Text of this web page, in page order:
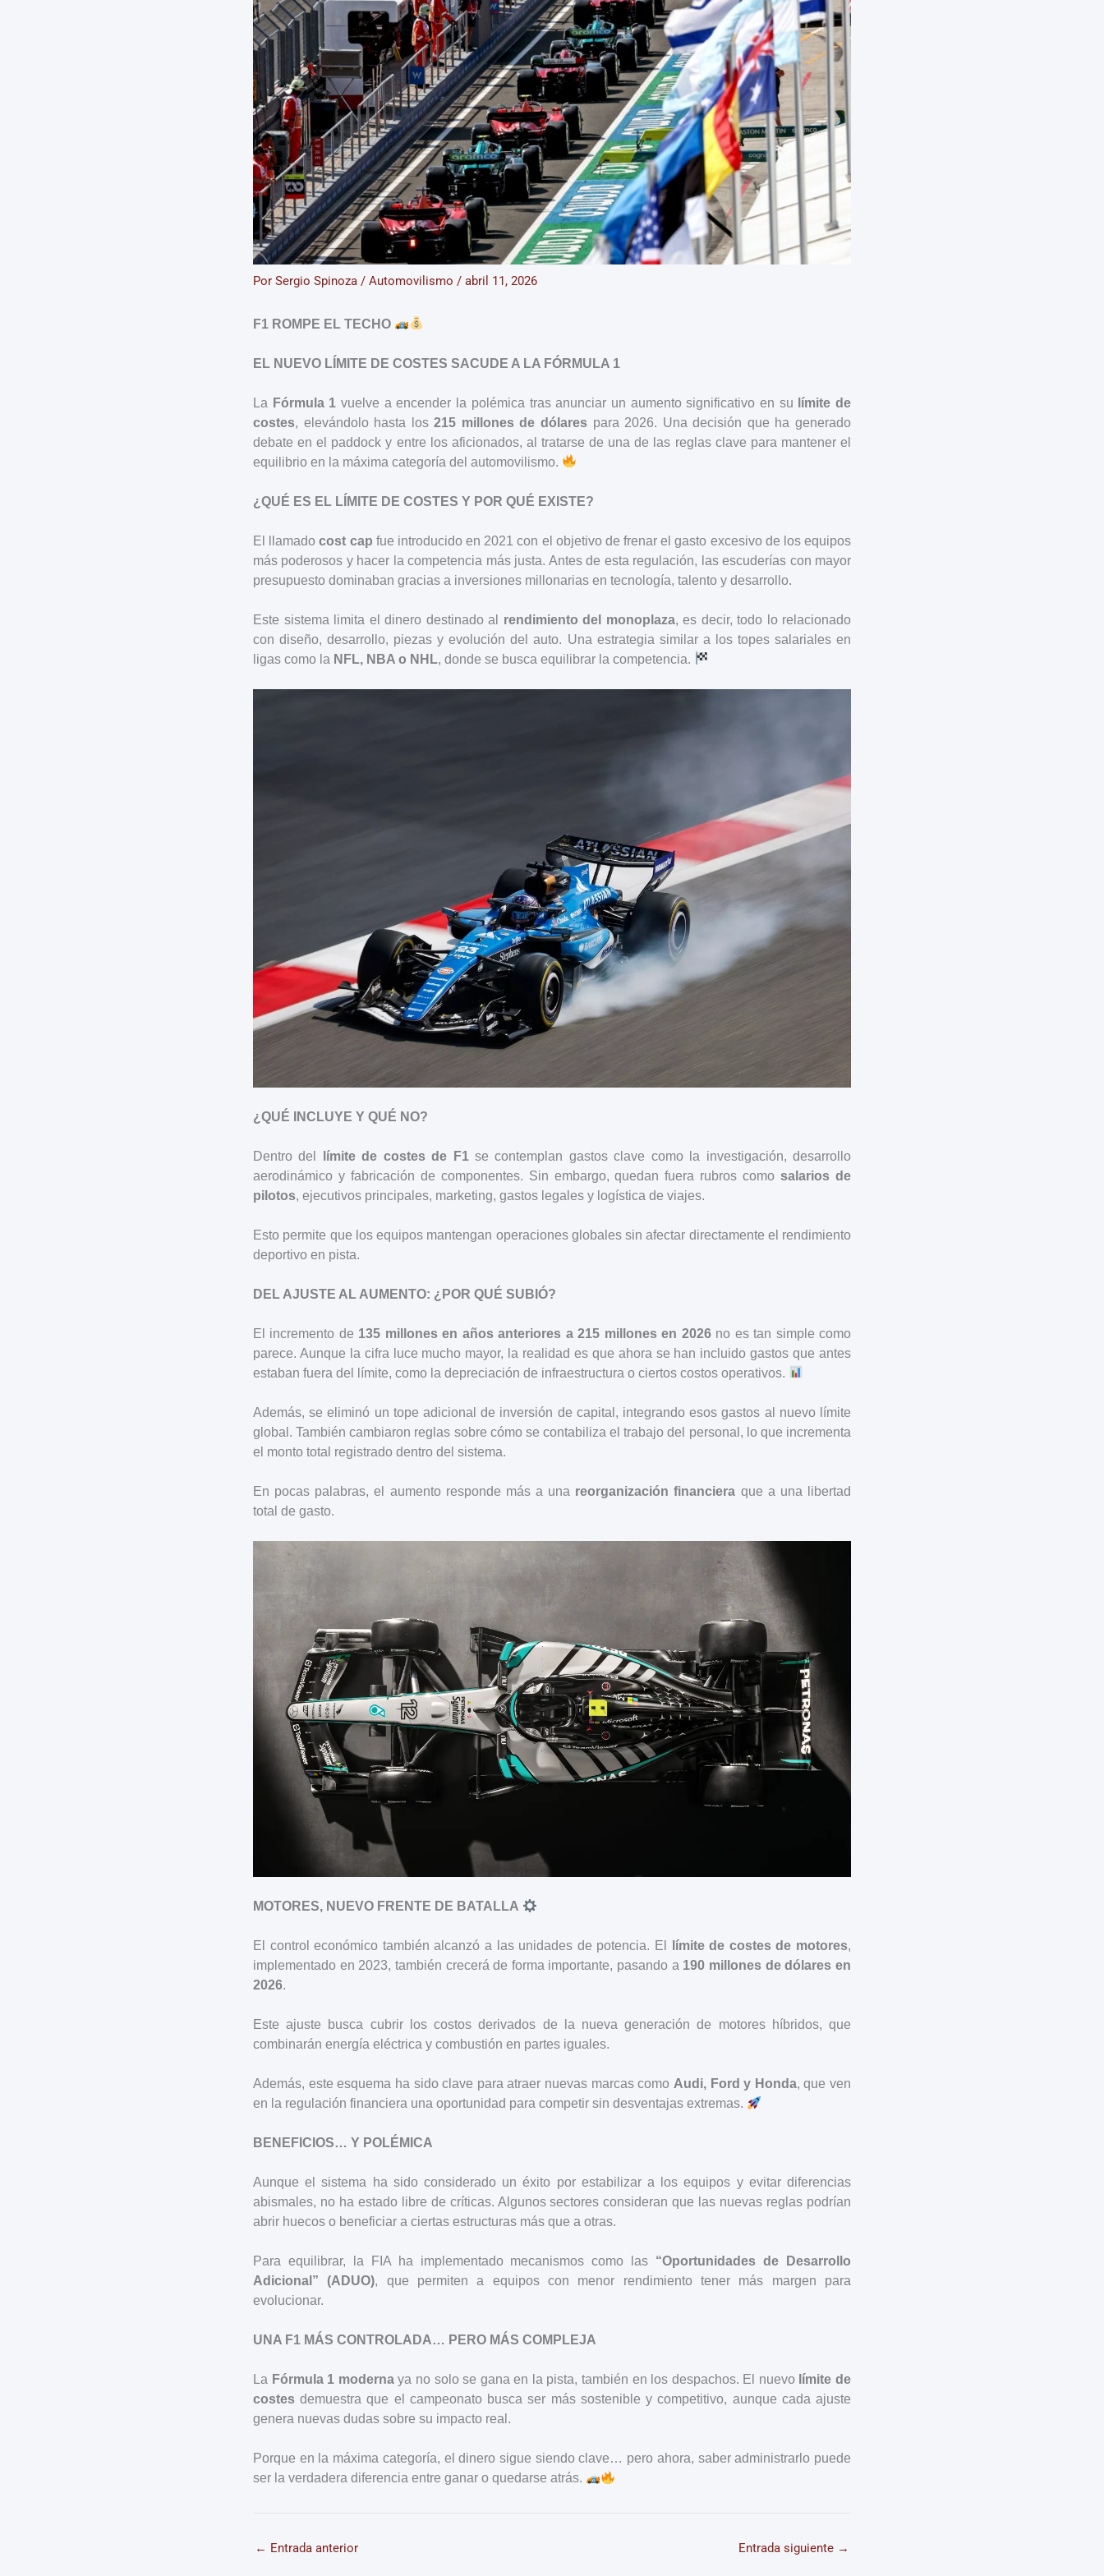
Por Sergio Spinoza / Automovilismo / abril 11, 2026
F1 ROMPE EL TECHO
EL NUEVO LÍMITE DE COSTES SACUDE A LA FÓRMULA 1
La Fórmula 1 vuelve a encender la polémica tras anunciar un aumento significativo en su
límite de
costes, elevándolo hasta los215 millones de dólares para 2026. Una decisión que ha generado
debate en el paddock y entre los aficionados, al tratarse de una de las reglas clave para mantener el
equilibrio en la máxima categoría del automovilismo.
¿QUÉ ES EL LÍMITE DE COSTES Y POR QUÉ EXISTE?
El llamadocost cap fue introducido en 2021 con el objetivo de frenar el gasto excesivo de los equipos
más poderosos y hacer la competencia más justa. Antes de esta regulación, las escuderías con mayor
presupuesto dominaban gracias a inversiones millonarias en tecnología, talento y desarrollo.
Este sistema limita el dinero destinado al rendimiento del monoplaza, es decir, todo lo relacionado
con diseño, desarrollo, piezas y evolución del auto. Una estrategia similar a los topes salariales en
ligas como la NFL, NBA o NHL, donde se busca equilibrar la competencia.
¿QUÉ INCLUYE Y QUÉ NO?
Dentro del límite de costes de F1se contemplan gastos clave como la investigación, desarrollo
aerodinámico y fabricación de componentes. Sin embargo, quedan fuera rubros comosalarios de
pilotos, ejecutivos principales, marketing, gastos legales y logística de viajes.
Esto permite que los equipos mantengan operaciones globales sin afectar directamente el rendimiento
deportivo en pista.
DEL AJUSTE AL AUMENTO: ¿POR QUÉ SUBIÓ?
El incremento de 135 millones en años anteriores a 215 millones en 2026no es tan simple como
parece. Aunque la cifra luce mucho mayor, la realidad es que ahora se han incluido gastos que antes
estaban fuera del límite, como la depreciación de infraestructura o ciertos costos operativos.
Además, se eliminó un tope adicional de inversión de capital, integrando esos gastos al nuevo límite
global. También cambiaron reglas sobre cómo se contabiliza el trabajo del personal, lo que incrementa
el monto total registrado dentro del sistema.
En pocas palabras, el aumento responde más a una reorganización financiera que a una libertad
total de gasto.
MOTORES, NUEVO FRENTE DE BATALLA
El control económico también alcanzó a las unidades de potencia. El límite de costes de motores,
implementado en 2023, también crecerá de forma importante, pasando a 190 millones de dólares en
2026.
Este ajuste busca cubrir los costos derivados de la nueva generación de motores híbridos, que
combinarán energía eléctrica y combustión en partes iguales.
Además, este esquema ha sido clave para atraer nuevas marcas como Audi, Ford y Honda, que ven
en la regulación financiera una oportunidad para competir sin desventajas extremas.
BENEFICIOS… Y POLÉMICA
Aunque el sistema ha sido considerado un éxito por estabilizar a los equipos y evitar diferencias
abismales, no ha estado libre de críticas. Algunos sectores consideran que las nuevas reglas podrían
abrir huecos o beneficiar a ciertas estructuras más que a otras.
Para equilibrar, la FIA ha implementado mecanismos como las “Oportunidades de Desarrollo
Adicional” (ADUO), que permiten a equipos con menor rendimiento tener más margen para
evolucionar.
UNA F1 MÁS CONTROLADA… PERO MÁS COMPLEJA
La Fórmula 1 modernaya no solo se gana en la pista, también en los despachos. El nuevo límite de
costes demuestra que el campeonato busca ser más sostenible y competitivo, aunque cada ajuste
genera nuevas dudas sobre su impacto real.
Porque en la máxima categoría, el dinero sigue siendo clave… pero ahora, saber administrarlo puede
ser la verdadera diferencia entre ganar o quedarse atrás.
← Entrada anterior Entrada siguiente →